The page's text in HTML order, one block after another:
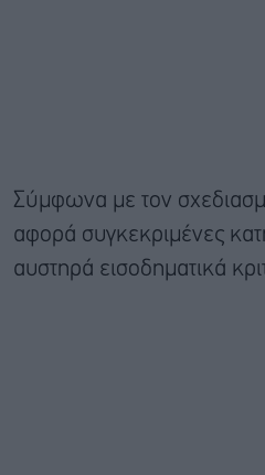
Σύμφωνα με τον
αφορά συγκεκριμένες
αυστηρά εισοδηματικά